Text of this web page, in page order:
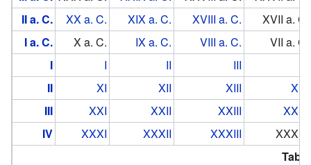
II a. C.
XX a. C. XIX a. C. XVIII a. C.
XVII a. C.
I a. C.
X a. C. IX a. C. VIII a. C.
VII a. C.
I
I II III
II
XI XII XIII
XIV
III
XXI XXII XXIII
XXIV
IV
XXXI XXXII XXXIII
XXXIV